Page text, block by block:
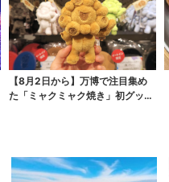
【8月2日から】万博で注目集め
た「ミャクミャク焼き」初グッズ